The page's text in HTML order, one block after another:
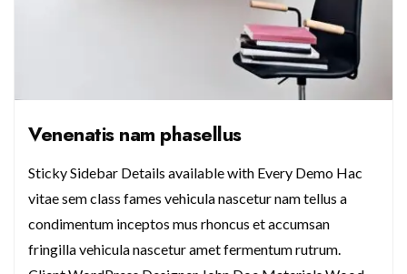
Venenatis nam phasellus
Sticky Sidebar Details available with Every Demo Hac
vitae sem class fames vehicula nascetur nam tellus a
condimentum inceptos mus rhoncus et accumsan
fringilla vehicula nascetur amet fermentum rutrum.